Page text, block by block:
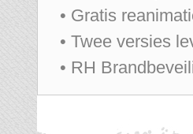
• Gratis
• Twee versies
• RH